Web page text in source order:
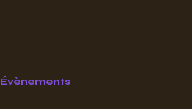
Évènements